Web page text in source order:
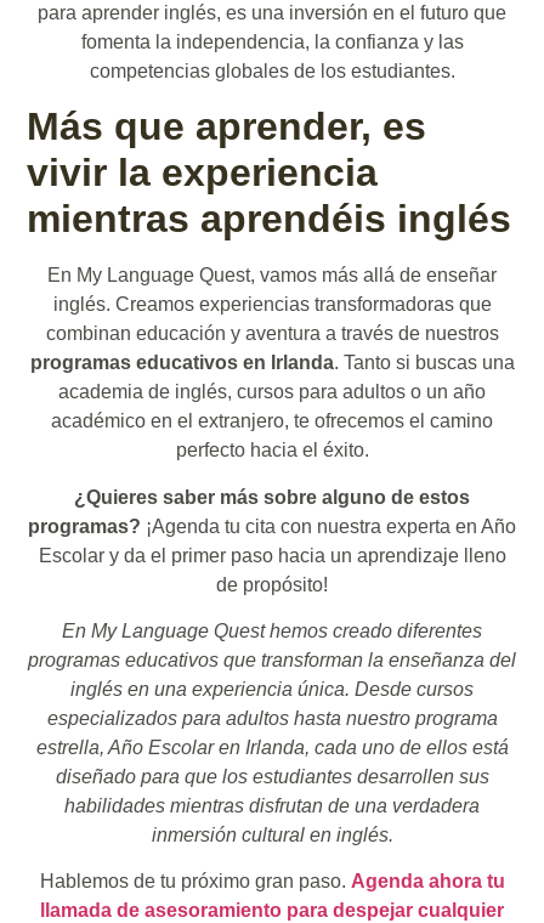
para aprender inglés, es una inversión en el futuro que
fomenta la independencia, la confianza y las
competencias globales de los estudiantes.
Más que aprender, es
vivir la experiencia
mientras aprendéis inglés
En My Language Quest, vamos más allá de enseñar
inglés. Creamos experiencias transformadoras que
combinan educación y aventura a través de nuestros
programas educativos en Irlanda. Tanto si buscas una
academia de inglés, cursos para adultos o un año
académico en el extranjero, te ofrecemos el camino
perfecto hacia el éxito.
¿Quieres saber más sobre alguno de estos
programas? ¡Agenda tu cita con nuestra experta en Año
Escolar y da el primer paso hacia un aprendizaje lleno
de propósito!
En My Language Quest hemos creado diferentes
programas educativos que transforman la enseñanza del
inglés en una experiencia única. Desde cursos
especializados para adultos hasta nuestro programa
estrella, Año Escolar en Irlanda, cada uno de ellos está
diseñado para que los estudiantes desarrollen sus
habilidades mientras disfrutan de una verdadera
inmersión cultural en inglés.
Hablemos de tu próximo gran paso. Agenda ahora tu
llamada de asesoramiento para despejar cualquier